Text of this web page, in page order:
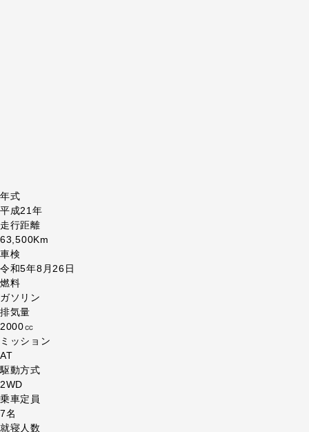
年式
平成21年
走行距離
63,500Km
車検
令和5年8月26日
燃料
ガソリン
排気量
2000㏄
ミッション
AT
駆動方式
2WD
乗車定員
7名
就寝人数